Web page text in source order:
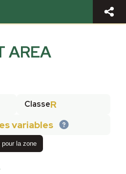
AREA
ClasseR
variables
la zone